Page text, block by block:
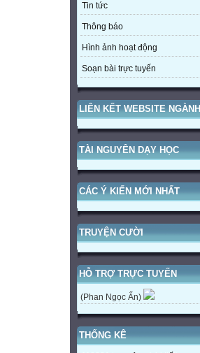
Tin tức
Thông báo
Hình ảnh hoạt động
Soạn bài trực tuyến
LIÊN KẾT WEBSITE NGÀNH
TÀI NGUYÊN DẠY HỌC
CÁC Ý KIẾN MỚI NHẤT
TRUYỆN CƯỜI
HỖ TRỢ TRỰC TUYẾN
(Phan Ngọc Ẩn)
THỐNG KÊ